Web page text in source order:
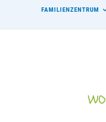
FAMILIENZENTRUM
WO